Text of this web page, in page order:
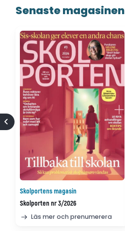
Senaste magasinen
Skolportens magasin
Skolporten nr 3/2026
Läs mer och prenumerera